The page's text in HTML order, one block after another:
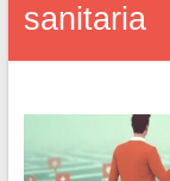
sanitaria